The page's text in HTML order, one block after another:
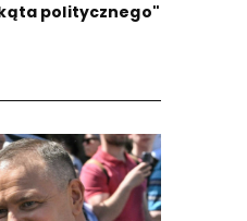
politycznego"